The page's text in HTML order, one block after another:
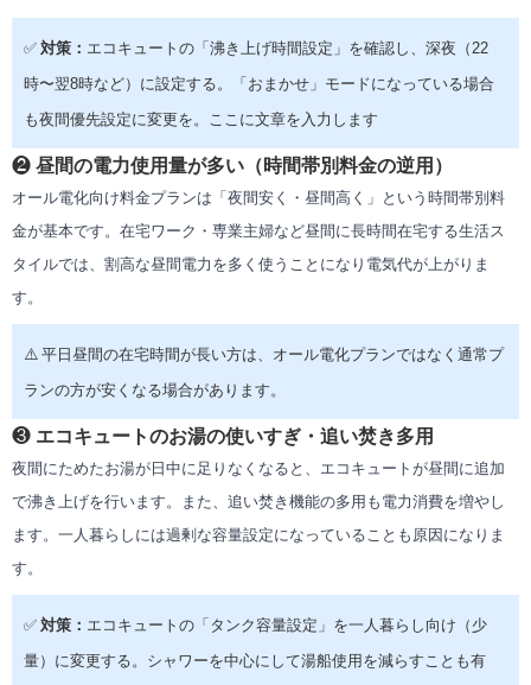
✅ 対策： エコキュートの「沸き上げ時間設定」を確認し、深夜（22
時〜翌8時など）に設定する。「おまかせ」モードになっている場合
も夜間優先設定に変更を。ここに文章を入力します
❷ 昼間の電力使用量が多い（時間帯別料金の逆用）
オール電化向け料金プランは「夜間安く・昼間高く」という時間帯別料
金が基本です。在宅ワーク・専業主婦など昼間に長時間在宅する生活ス
タイルでは、割高な昼間電力を多く使うことになり電気代が上がりま
す。
⚠️ 平日昼間の在宅時間が長い方は、オール電化プランではなく通常プ
ランの方が安くなる場合があります。
❸ エコキュートのお湯の使いすぎ・追い焚き多用
夜間にためたお湯が日中に足りなくなると、エコキュートが昼間に追加
で沸き上げを行います。また、追い焚き機能の多用も電力消費を増やし
ます。一人暮らしには過剰な容量設定になっていることも原因になりま
す。
✅ 対策： エコキュートの「タンク容量設定」を一人暮らし向け（少
量）に変更する。シャワーを中心にして湯船使用を減らすことも有